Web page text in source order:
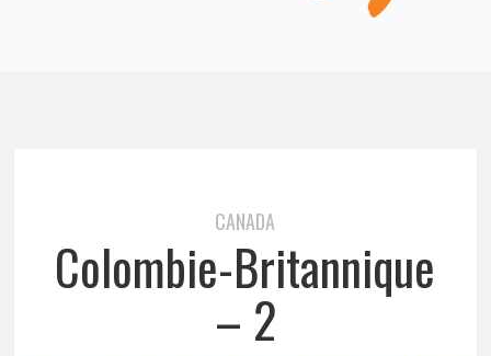
CANADA
Colombie-Britannique
– 2